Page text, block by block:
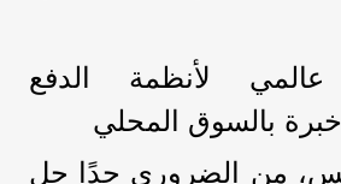
لأنظمة الدفع
خبرة بالسوق المحلي
من الضروري جدًا حل